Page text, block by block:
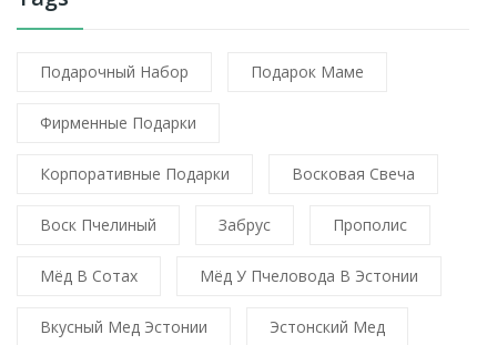
Подарочный Набор Подарок Маме
Фирменные Подарки
Корпоративные Подарки Восковая Свеча
Воск Пчелиный Забрус Прополис
Мёд В Сотах Мёд У Пчеловода В Эстонии
Вкусный Мед Эстонии Эстонский Мед